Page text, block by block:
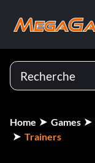
Home Games
Trainers